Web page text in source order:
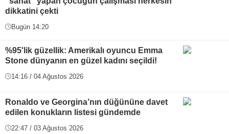
dikkatini çekti
Bugün 14:20
%95'lik güzellik: Amerikalı oyuncu Emma
Stone dünyanın en güzel kadını seçildi!
14:16 / 04 Ağustos 2026
Ronaldo ve Georgina’nın düğününe davet
edilen konukların listesi gündemde
22:47 / 03 Ağustos 2026